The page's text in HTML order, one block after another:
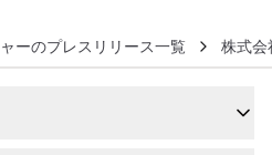
ーのプレスリリース一覧 株式会